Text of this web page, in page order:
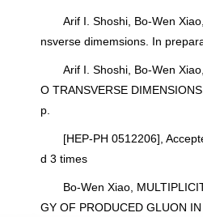
Arif I. Shoshi, Bo-Wen
nsverse dimemsions. In
Arif I. Shoshi, Bo-Wen
O TRANSVERSE
p.
[HEP-PH 0512206],
d 3 times
Bo-Wen Xiao,
GY OF PRODUCED GLUON